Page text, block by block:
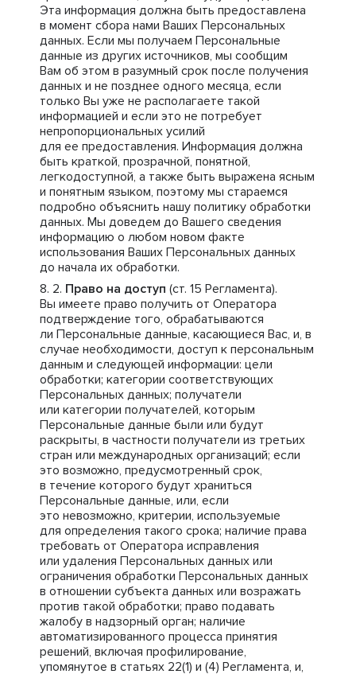
Эта информация должна быть предоставлена
в момент сбора нами Ваших Персональных
данных. Если мы получаем Персональные
данные из других источников, мы сообщим
Вам об этом в разумный срок после получения
данных и не позднее одного месяца, если
только Вы уже не располагаете такой
информацией и если это не потребует
непропорциональных усилий
для ее предоставления. Информация должна
быть краткой, прозрачной, понятной,
легкодоступной, а также быть выражена ясным
и понятным языком, поэтому мы стараемся
подробно объяснить нашу политику обработки
данных. Мы доведем до Вашего сведения
информацию о любом новом факте
использования Ваших Персональных данных
до начала их обработки.
Право на доступ (ст. 15 Регламента).
Вы имеете право получить от Оператора
подтверждение того, обрабатываются
ли Персональные данные, касающиеся Вас, и, в
случае необходимости, доступ к персональным
данным и следующей информации: цели
обработки; категории соответствующих
Персональных данных; получатели
или категории получателей, которым
Персональные данные были или будут
раскрыты, в частности получатели из третьих
стран или международных организаций; если
это возможно, предусмотренный срок,
в течение которого будут храниться
Персональные данные, или, если
это невозможно, критерии, используемые
для определения такого срока; наличие права
требовать от Оператора исправления
или удаления Персональных данных или
ограничения обработки Персональных данных
в отношении субъекта данных или возражать
против такой обработки; право подавать
жалобу в надзорный орган; наличие
автоматизированного процесса принятия
решений, включая профилирование,
упомянутое в статьях 22(1) и (4) Регламента, и,